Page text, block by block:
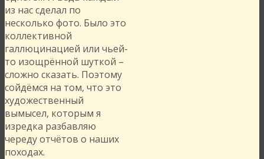
из нас сделал по
несколько фото. Было это
коллективной
галлюцинацией или чьей-
то изощрённой шуткой –
сложно сказать. Поэтому
сойдёмся на том, что это
художественный
вымысел, которым я
изредка разбавляю
череду отчётов о наших
походах.